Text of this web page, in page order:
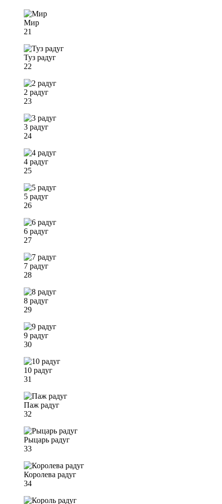
Мир
21
Туз радуг
22
2 радуг
23
3 радуг
24
4 радуг
25
5 радуг
26
6 радуг
27
7 радуг
28
8 радуг
29
9 радуг
30
10 радуг
31
Паж радуг
32
Рыцарь радуг
33
Королева радуг
34